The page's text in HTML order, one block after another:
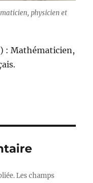
physicien et
: Mathématicien,
Les champs